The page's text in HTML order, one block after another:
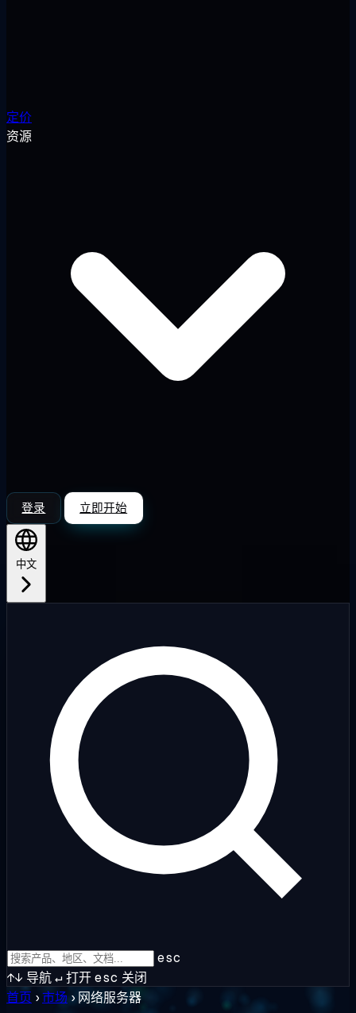
定价
资源
登录 立即开始
中文
esc
↑↓ 导航↵打开esc 关闭
首页 ›市场 › 网络服务器